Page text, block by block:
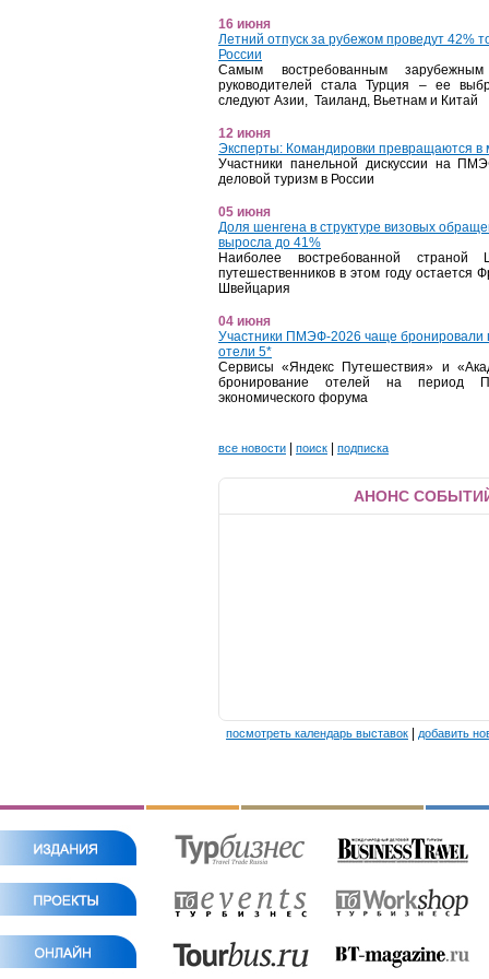
16 июня
Летний отпуск за рубежом проведут 42%
России
Самым востребованным
руководителей стала Турция – ее
следуют Азии, Таиланд, Вьетнам и Китай
12 июня
Эксперты: Командировки превращаются в
Участники панельной дискуссии на
деловой туризм в России
05 июня
Доля шенгена в структуре визовых
выросла до 41%
Наиболее востребованной
путешественников в этом году остается
Швейцария
04 июня
Участники ПМЭФ-2026 чаще бронировали
отели 5*
Сервисы «Яндекс Путешествия» и
бронирование отелей на период
экономического форума
все новости поиск подписка
АНОНС
посмотреть календарь выставок добавить